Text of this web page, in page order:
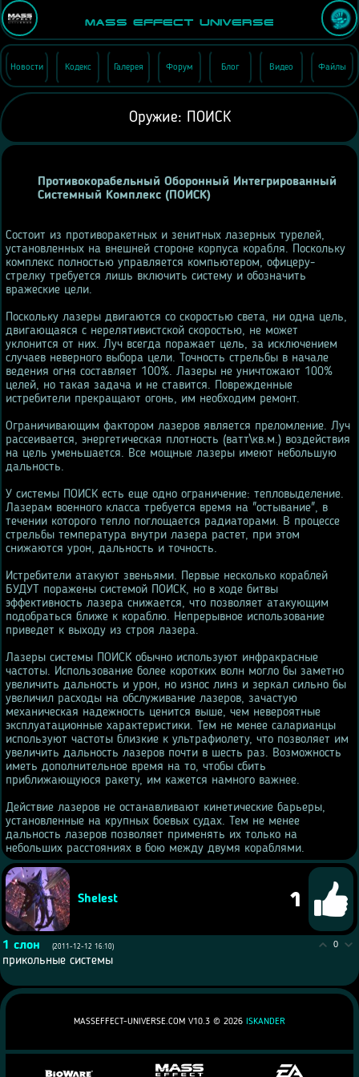
Mass Effect Universe
Новости Кодекс Галерея Форум Блог Видео Файлы
Оружие: ПОИСК
Противокорабельный Оборонный Интегрированный
Системный Комплекс (ПОИСК)
Состоит из противоракетных и зенитных лазерных турелей,
установленных на внешней стороне корпуса корабля. Поскольку
комплекс полностью управляется компьютером, офицеру-
стрелку требуется лишь включить систему и обозначить
вражеские цели.
Поскольку лазеры двигаются со скоростью света, ни одна цель,
двигающаяся с нерелятивистской скоростью, не может
уклонится от них. Луч всегда поражает цель, за исключением
случаев неверного выбора цели. Точность стрельбы в начале
ведения огня составляет 100%. Лазеры не уничтожают 100%
целей, но такая задача и не ставится. Поврежденные
истребители прекращают огонь, им необходим ремонт.
Ограничивающим фактором лазеров является преломление. Луч
рассеивается, энергетическая плотность (ватт\кв.м.) воздействия
на цель уменьшается. Все мощные лазеры имеют небольшую
дальность.
У системы ПОИСК есть еще одно ограничение: тепловыделение.
Лазерам военного класса требуется время на "остывание", в
течении которого тепло поглощается радиаторами. В процессе
стрельбы температура внутри лазера растет, при этом
снижаются урон, дальность и точность.
Истребители атакуют звеньями. Первые несколько кораблей
БУДУТ поражены системой ПОИСК, но в ходе битвы
эффективность лазера снижается, что позволяет атакующим
подобраться ближе к кораблю. Непрерывное использование
приведет к выходу из строя лазера.
Лазеры системы ПОИСК обычно используют инфракрасные
частоты. Использование более коротких волн могло бы заметно
увеличить дальность и урон, но износ линз и зеркал сильно бы
увеличил расходы на обслуживание лазеров, зачастую
механическая надежность ценится выше, чем невероятные
эксплуатационные характеристики. Тем не менее саларианцы
используют частоты близкие к ультрафиолету, что позволяет им
увеличить дальность лазеров почти в шесть раз. Возможность
иметь дополнительное время на то, чтобы сбить
приближающуюся ракету, им кажется намного важнее.
Действие лазеров не останавливают кинетические барьеры,
установленные на крупных боевых судах. Тем не менее
дальность лазеров позволяет применять их только на
небольших расстояниях в бою между двумя кораблями.
Shelest 1
0
1 слон (2011-12-12 16:10)
прикольные системы
MASSEFFECT-UNIVERSE.COM V10.3 © 2026 ISKANDER